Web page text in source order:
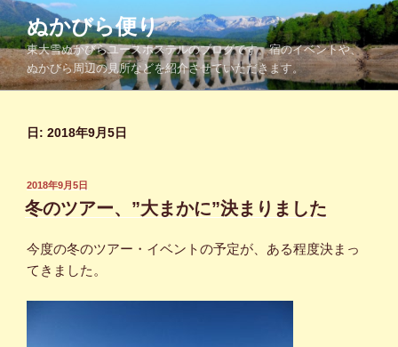
コ
ン
テ
ン
ツ
ぬかびら便り
東大雪ぬかびらユースホステルのブログです。宿のイベントや、
ぬかびら周辺の見所などを紹介させていただきます。
日: 2018年9月5日
投
稿
日:
2018年9月5日
冬のツアー、”大まかに”決まりました
今度の冬のツアー・イベントの予定が、ある程度決まっ
てきました。